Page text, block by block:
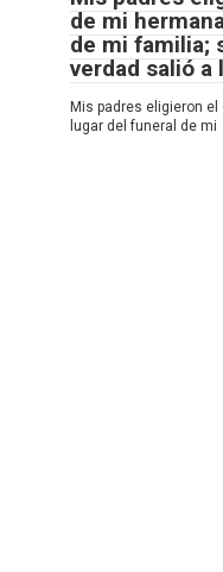
de mi
de mi familia;
verdad salió a
Mis padres eligieron
lugar del funeral de mi